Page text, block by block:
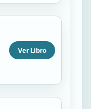
Ver Libro